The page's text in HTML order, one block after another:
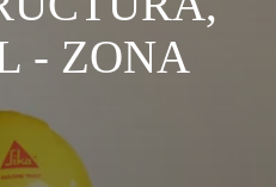
- ZONA